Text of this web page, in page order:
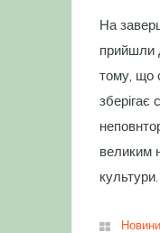
На
прийшли
тому, що
зберігає
великим
культури.
Новини